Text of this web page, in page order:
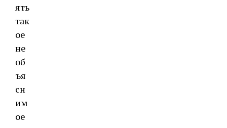
ять
так
ое
не
об
ъя
сн
им
ое